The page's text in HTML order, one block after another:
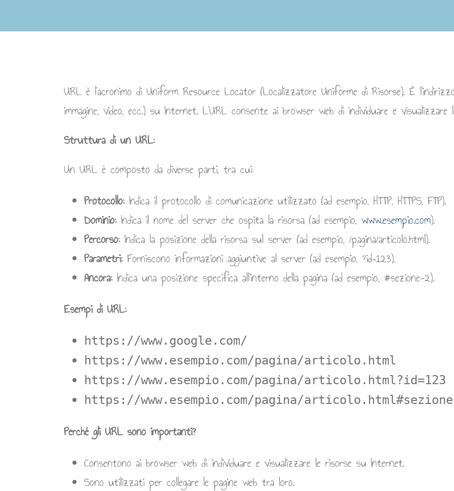
URL è l’acronimo di Uniform Resource Locator (Localizzatore Uniforme di Risorse). È
immagine, video, ecc.) su Internet. L’URL consente ai browser web di individuare e
Struttura di un URL:
Un URL è composto da diverse parti, tra cui:
Protocollo: Indica il protocollo di comunicazione utilizzato (ad esempio, HTTP, HTTPS, FTP).
Dominio: Indica il nome del server che ospita la risorsa (ad esempio,www.esempio.com).
Percorso: Indica la posizione della risorsa sul server (ad esempio, /pagina/articolo.html).
Parametri: Forniscono informazioni aggiuntive al server (ad esempio, ?id=123).
Ancora: Indica una posizione specifica all’interno della pagina (ad esempio, #sezione-2).
Esempi di URL:
https://www.google.com/
https://www.esempio.com/pagina/articolo.html
https://www.esempio.com/pagina/articolo.html?id=123
https://www.esempio.com/pagina/
Perché gli URL sono importanti?
Consentono ai browser web di individuare e visualizzare le risorse su Internet.
Sono utilizzati per collegare le pagine web tra loro.